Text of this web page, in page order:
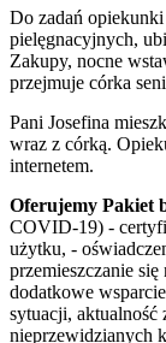
Do zadań
pielęgnacyjnych,
Zakupy, nocne
przejmuje córka
Pani Josefina
wraz z córką.
internetem.
Oferujemy Pakiet
COVID-19) -
użytku, -
przemieszczanie
dodatkowe
sytuacji,
nieprzewidzianych